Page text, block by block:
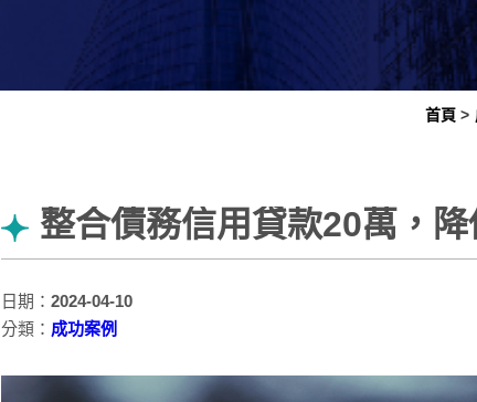
首頁
整合債務信用貸款20萬，
日期：2024-04-10
分類： 成功案例